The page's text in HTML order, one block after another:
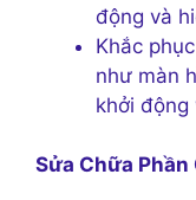
động và
Khắc
như màn
khởi động
Sửa Chữa Phần